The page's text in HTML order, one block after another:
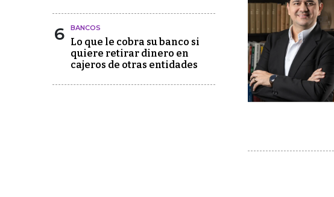
6 BANCOS
Lo que le cobra su banco si
quiere retirar dinero en
cajeros de otras entidades